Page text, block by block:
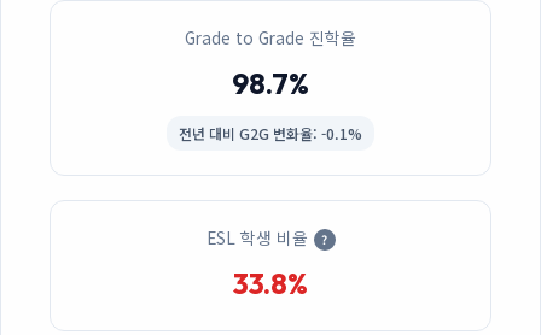
Grade to Grade 진학율
98.7%
전년 대비 G2G 변화율: -0.1%
ESL 학생 비율 ?
33.8%